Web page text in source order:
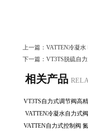
上一篇： VATTEN冷凝
下一篇： VT3TS脱硫自
相关产品
VATTEN冷凝水自力